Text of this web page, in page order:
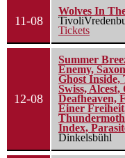
11-08
Wolves In
Tickets
12-08
Summer
Enemy,
Ghost Inside,
Swiss,
Deafheaven,
Einer
Index,
Dinkelsbühl